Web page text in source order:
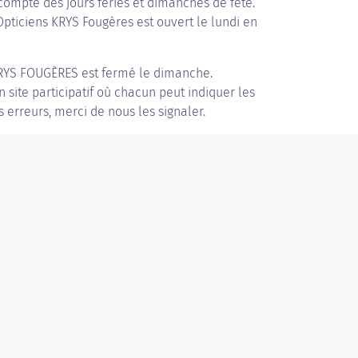
KRYS Fougères est ouvert le lundi en
FOUGÈRES est fermé le dimanche.
site participatif où chacun peut indiquer les
erreurs, merci de nous les signaler.